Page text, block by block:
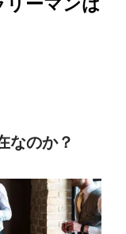
なのか？